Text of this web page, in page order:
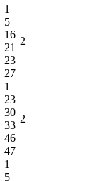
1
5
16
21
23
27
2
1
23
30
33
46
47
2
1
5